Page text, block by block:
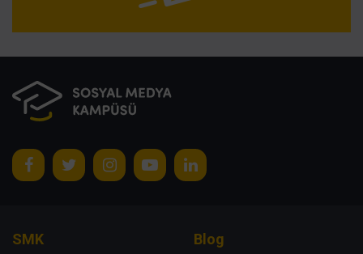
SMK Blog